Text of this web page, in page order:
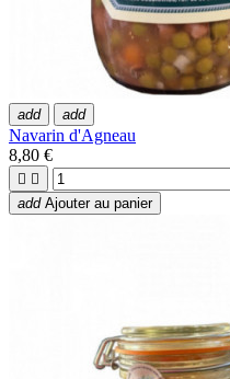
add add
Navarin d'Agneau
8,80 €
 
add Ajouter au panier